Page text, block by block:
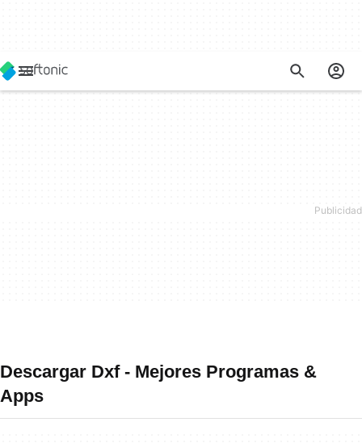
Descargar Dxf - Mejores Programas &
Apps